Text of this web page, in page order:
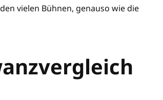
vielen Bühnen, genauso wie die